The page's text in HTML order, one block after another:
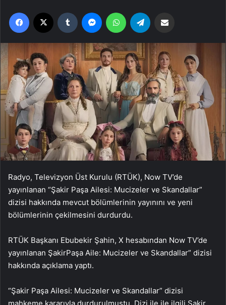
Facebook Tumblr MessengerWhatsApp
Radyo, Televizyon Üst Kurulu (RTÜK), Now TV’de
yayınlanan “Şakir Paşa Ailesi: Mucizeler ve Skandallar”
dizisi hakkında mevcut bölümlerinin yayınını ve yeni
bölümlerinin çekilmesini durdurdu.
RTÜK Başkanı Ebubekir Şahin, X hesabından Now TV’de
yayınlanan ŞakirPaşa Aile: Mucizeler ve Skandallar” dizisi
hakkında açıklama yaptı.
“Şakir Paşa Ailesi: Mucizeler ve Skandallar” dizisi